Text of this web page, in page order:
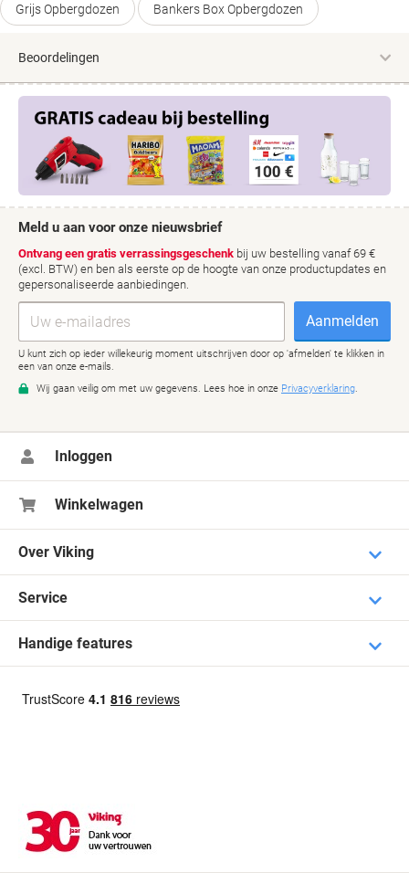
Grijs Opbergdozen Bankers Box Opbergdozen
Beoordelingen
Inloggen
Winkelwagen
Over Viking
Service
Handige features